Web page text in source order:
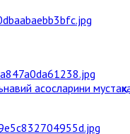
асосларини